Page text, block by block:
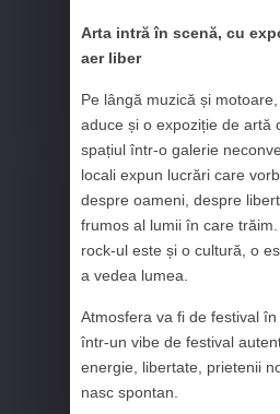
Arta intră în scenă, cu
aer liber
Pe lângă muzică și
aduce și o expoziție de artă
spațiul într-o galerie
locali expun lucrări care
despre oameni, despre
frumos al lumii în care
rock-ul este și o cultură, o
a vedea lumea.
Atmosfera va fi de festival
într-un vibe de festival
energie, libertate, prietenii
nasc spontan.